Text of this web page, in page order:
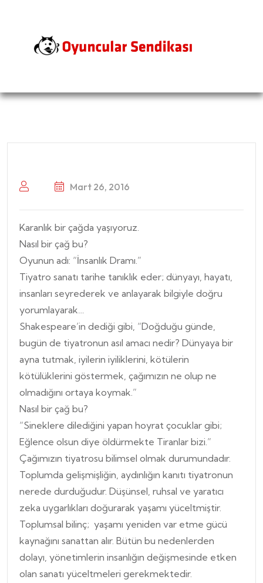
Mart 26, 2016
Karanlık bir çağda yaşıyoruz.
Nasıl bir çağ bu?
Oyunun adı: “İnsanlık Dramı.”
Tiyatro sanatı tarihe tanıklık eder; dünyayı, hayatı,
insanları seyrederek ve anlayarak bilgiyle doğru
yorumlayarak…
Shakespeare’in dediği gibi, “Doğduğu günde,
bugün de tiyatronun asıl amacı nedir? Dünyaya bir
ayna tutmak, iyilerin iyiliklerini, kötülerin
kötülüklerini göstermek, çağımızın ne olup ne
olmadığını ortaya koymak.”
Nasıl bir çağ bu?
“Sineklere dilediğini yapan hoyrat çocuklar gibi;
Eğlence olsun diye öldürmekte Tiranlar bizi.”
Çağımızın tiyatrosu bilimsel olmak durumundadır.
Toplumda gelişmişliğin, aydınlığın kanıtı tiyatronun
nerede durduğudur. Düşünsel, ruhsal ve yaratıcı
zeka uygarlıkları doğurarak yaşamı yüceltmiştir.
Toplumsal bilinç; yaşamı yeniden var etme gücü
kaynağını sanattan alır. Bütün bu nedenlerden
dolayı, yönetimlerin insanlığın değişmesinde etken
olan sanatı yüceltmeleri gerekmektedir.